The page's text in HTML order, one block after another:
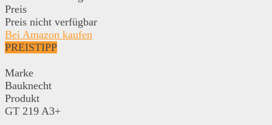
Preis
Preis nicht verfügbar
Bei Amazon kaufen
PREISTIPP
Marke
Bauknecht
Produkt
GT 219 A3+